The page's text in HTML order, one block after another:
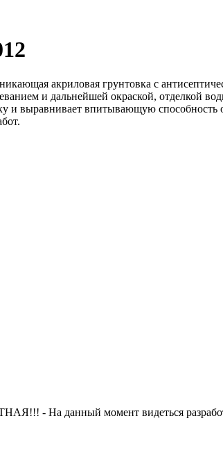
акриловая грунтовка с
и дальнейшей окраской, отделкой
и выравнивает впитывающую
- На данный момент видеться